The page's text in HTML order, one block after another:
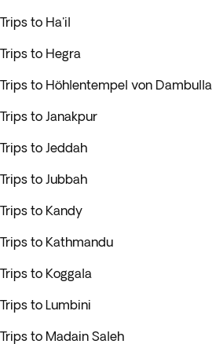
Trips to Ha'il
Trips to Hegra
Trips to Höhlentempel von Dambulla
Trips to Janakpur
Trips to Jeddah
Trips to Jubbah
Trips to Kandy
Trips to Kathmandu
Trips to Koggala
Trips to Lumbini
Trips to Madain Saleh